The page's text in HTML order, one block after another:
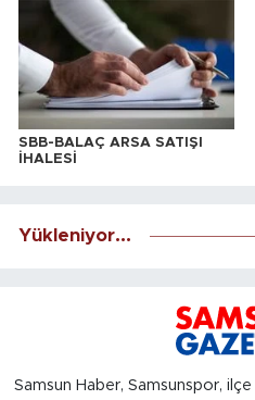
SBB-BALAÇ ARSA SATIŞI
İHALESİ
Yükleniyor...
Samsun Haber, Samsunspor,